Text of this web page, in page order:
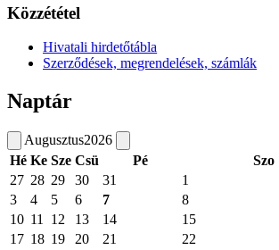
Közzététel
Hivatali hirdetőtábla
Szerződések, megrendelések, számlák
Naptár
Augusztus2026
Hé Ke Sze Csü Pé
Szo
27 28 29 30 31 1
3
4 5 6 7 8
10 11 12 13 14 15
17 18 19 20 21 22